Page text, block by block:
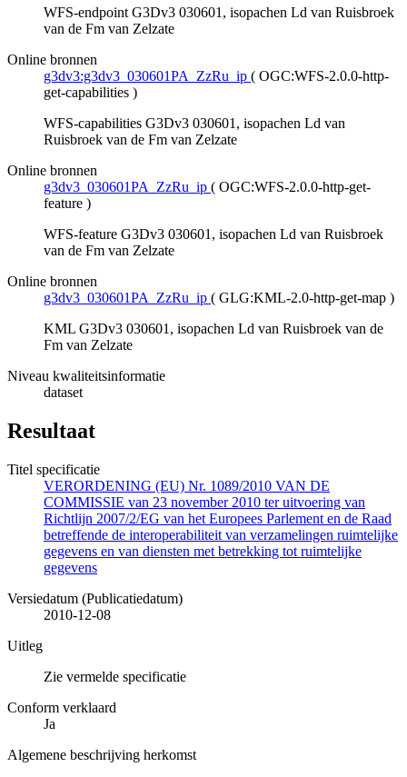
WFS-endpoint G3Dv3 030601, isopachen Ld van Ruisbroek
van de Fm van Zelzate
Online bronnen
g3dv3:g3dv3_030601PA_ZzRu_ip ( OGC:WFS-2.0.0-http-
get-capabilities )
WFS-capabilities G3Dv3 030601, isopachen Ld van
Ruisbroek van de Fm van Zelzate
Online bronnen
g3dv3_030601PA_ZzRu_ip ( OGC:WFS-2.0.0-http-get-
feature )
WFS-feature G3Dv3 030601, isopachen Ld van Ruisbroek
van de Fm van Zelzate
Online bronnen
g3dv3_030601PA_ZzRu_ip ( GLG:KML-2.0-http-get-map )
KML G3Dv3 030601, isopachen Ld van Ruisbroek van de
Fm van Zelzate
Niveau kwaliteitsinformatie
dataset
Resultaat
Titel specificatie
VERORDENING (EU) Nr. 1089/2010 VAN DE
COMMISSIE van 23 november 2010 ter uitvoering van
Richtlijn 2007/2/EG van het Europees Parlement en de Raad
betreffende de interoperabiliteit van verzamelingen ruimtelijke
gegevens en van diensten met betrekking tot ruimtelijke
gegevens
Versiedatum (Publicatiedatum)
2010-12-08
Uitleg
Zie vermelde specificatie
Conform verklaard
Ja
Algemene beschrijving herkomst